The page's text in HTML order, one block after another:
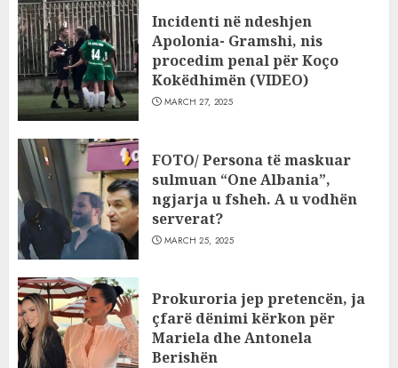
Incidenti në ndeshjen
Apolonia- Gramshi, nis
procedim penal për Koço
Kokëdhimën (VIDEO)
MARCH 27, 2025
FOTO/ Persona të maskuar
sulmuan “One Albania”,
ngjarja u fsheh. A u vodhën
serverat?
MARCH 25, 2025
Prokuroria jep pretencën, ja
çfarë dënimi kërkon për
Mariela dhe Antonela
Berishën